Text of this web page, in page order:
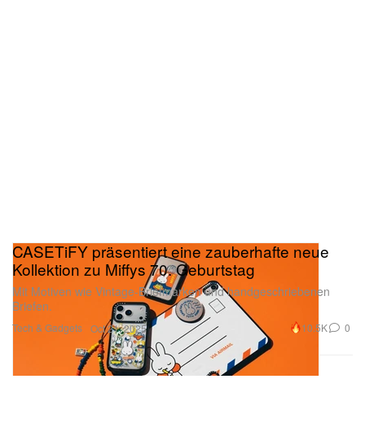
Tech & Gadgets
CASETiFY präsentiert eine zauberhafte neue
Kollektion zu Miffys 70. Geburtstag
Mit Motiven wie Vintage-Briefmarken und handgeschriebenen
Briefen.
Oct 21, 2025 10.5K 0